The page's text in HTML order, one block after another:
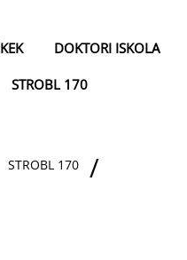
DOKTORI ISKOLA
STROBL 170
STROBL 170